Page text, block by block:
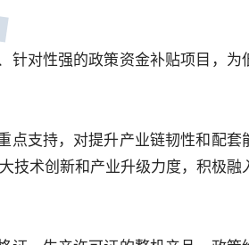
针对性强的政策资金补贴项目，为
点支持，对提升产业链韧性和配套
技术创新和产业升级力度，积极融